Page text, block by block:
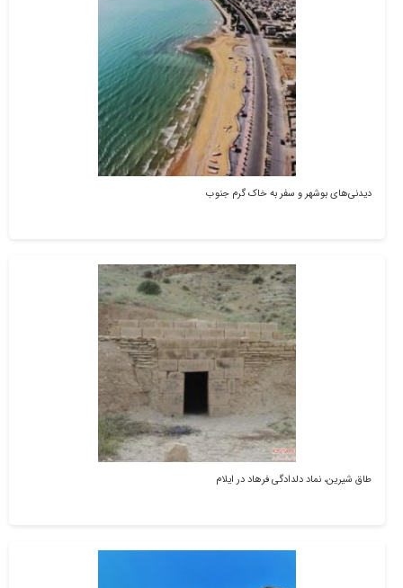
دیدنی‌های بوشهر و سفر به خاک گرم جنوب
طاق شیرین، نماد دلدادگی فرهاد در ایلام